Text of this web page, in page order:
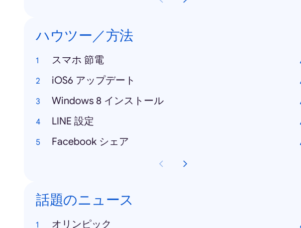
ハウツー／方法
スマホ 節電
iOS6 アップデート
Windows 8 インストール
LINE 設定
Facebook シェア
話題のニュース
オリンピック